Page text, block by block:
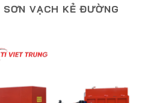
SƠN VẠCH KẺ ĐƯỜNG